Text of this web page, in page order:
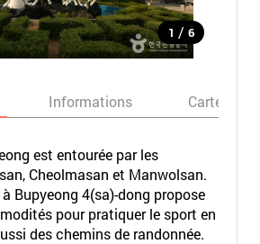
1 / 6
Informations Carte
est entourée par les
Cheolmasan et Manwolsan.
Bupyeong 4(sa)-dong propose
pour pratiquer le sport en
des chemins de randonnée.